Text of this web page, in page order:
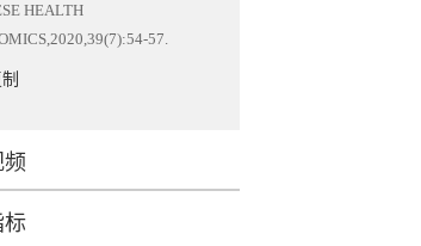
HEALTH
57.
标